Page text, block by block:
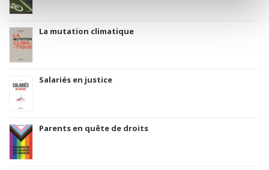
La mutation climatique
Salariés en justice
Parents en quête de droits